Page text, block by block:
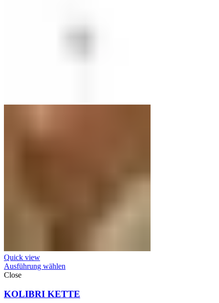
Quick view
Ausführung wählen
Close
KOLIBRI KETTE